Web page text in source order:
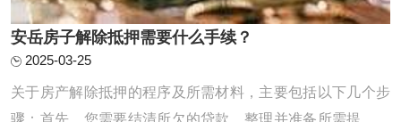
安岳房子解除抵押需要什么手续？
2025-03-25
关于房产解除抵押的程序及所需材料，主要包括以下几个步